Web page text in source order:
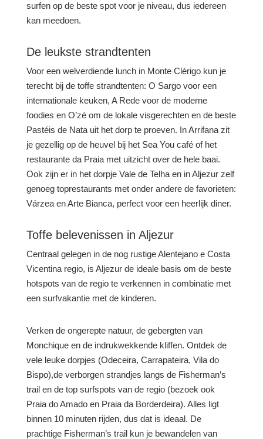
surfen op de beste spot voor je niveau, dus iedereen
kan meedoen.
De leukste strandtenten
Voor een welverdiende lunch in Monte Clérigo kun je
terecht bij de toffe strandtenten: O Sargo voor een
internationale keuken, A Rede voor de moderne
foodies en O’zé om de lokale visgerechten en de beste
Pastéis de Nata uit het dorp te proeven. In Arrifana zit
je gezellig op de heuvel bij het Sea You café of het
restaurante da Praia met uitzicht over de hele baai.
Ook zijn er in het dorpje Vale de Telha en in Aljezur zelf
genoeg toprestaurants met onder andere de favorieten:
Várzea en Arte Bianca, perfect voor een heerlijk diner.
Toffe belevenissen in Aljezur
Centraal gelegen in de nog rustige Alentejano e Costa
Vicentina regio, is Aljezur de ideale basis om de beste
hotspots van de regio te verkennen in combinatie met
een surfvakantie met de kinderen.
Verken de ongerepte natuur, de gebergten van
Monchique en de indrukwekkende kliffen. Ontdek de
vele leuke dorpjes (Odeceira, Carrapateira, Vila do
Bispo),de verborgen strandjes langs de Fisherman’s
trail en de top surfspots van de regio (bezoek ook
Praia do Amado en Praia da Borderdeira). Alles ligt
binnen 10 minuten rijden, dus dat is ideaal. De
prachtige Fisherman’s trail kun je bewandelen van